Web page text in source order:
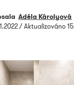
Adéla Károlyová
/ Aktualizováno